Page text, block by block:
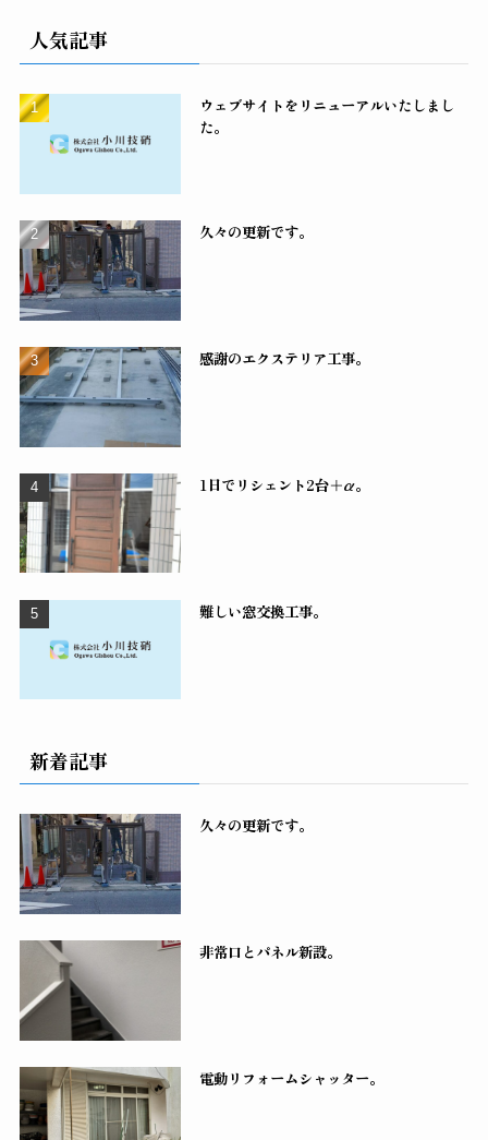
人気記事
ウェブサイトをリニューアルいたしまし
た。
久々の更新です。
感謝のエクステリア工事。
1日でリシェント2台＋α。
難しい窓交換工事。
新着記事
久々の更新です。
非常口とパネル新設。
電動リフォームシャッター。